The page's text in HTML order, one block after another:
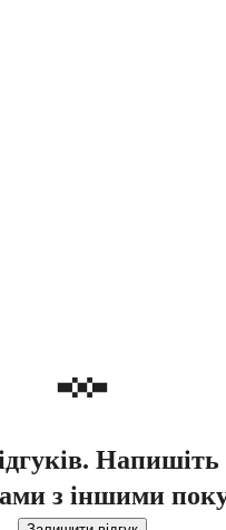
з іншими